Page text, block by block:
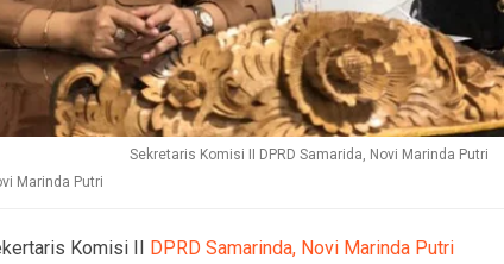
Sekretaris Komisi II DPRD Samarida, Novi Marinda Putri
Marinda Putri
Komisi II DPRD Samarinda, Novi Marinda Putri